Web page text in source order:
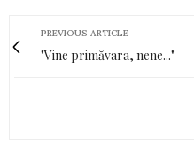
PREVIOUS ARTICLE
"Vine primăvara, nene..."